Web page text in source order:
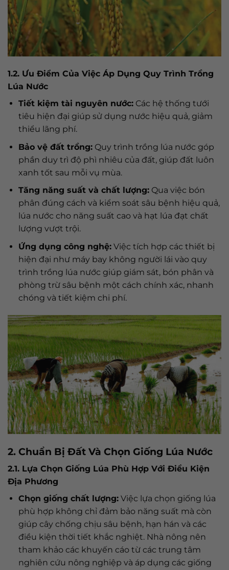
1.2. Ưu Điểm Của Việc Áp Dụng Quy Trình Trồng
Lúa Nước
Tiết kiệm tài nguyên nước:Các hệ thống tưới
tiêu hiện đại giúp sử dụng nước hiệu quả, giảm
thiểu lãng phí.
Bảo vệ đất trồng:Quy trình trồng lúa nước góp
phần duy trì độ phì nhiêu của đất, giúp đất luôn
xanh tốt sau mỗi vụ mùa.
Tăng năng suất và chất lượng:Qua việc bón
phân đúng cách và kiểm soát sâu bệnh hiệu quả,
lúa nước cho năng suất cao và hạt lúa đạt chất
lượng vượt trội.
Ứng dụng công nghệ:Việc tích hợp các thiết bị
hiện đại như máy bay không người lái vào quy
trình trồng lúa nước giúp giám sát, bón phân và
phòng trừ sâu bệnh một cách chính xác, nhanh
chóng và tiết kiệm chi phí.
2. Chuẩn Bị Đất Và Chọn Giống Lúa Nước
2.1. Lựa Chọn Giống Lúa Phù Hợp Với Điều Kiện
Địa Phương
Chọn giống chất lượng:Việc lựa chọn giống lúa
phù hợp không chỉ đảm bảo năng suất mà còn
giúp cây chống chịu sâu bệnh, hạn hán và các
điều kiện thời tiết khắc nghiệt. Nhà nông nên
tham khảo các khuyến cáo từ các trung tâm
nghiên cứu nông nghiệp và áp dụng các giống